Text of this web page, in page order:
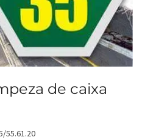
de caixa
55.61.20